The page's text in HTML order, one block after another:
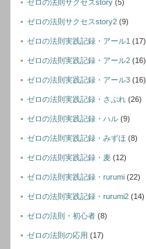
ゼロの法則サクセスstory (5)
ゼロの法則サクセスstory2 (9)
ゼロの法則実践記録・アール1 (17)
ゼロの法則実践記録・アール2 (16)
ゼロの法則実践記録・アール3 (16)
ゼロの法則実践記録・さぶれ (26)
ゼロの法則実践記録・ハル (9)
ゼロの法則実践記録・みずほ (8)
ゼロの法則実践記録・麦 (12)
ゼロの法則実践記録・rurumi (22)
ゼロの法則実践記録・rurumi2 (14)
ゼロの法則・初心者 (8)
ゼロの法則の応用 (17)